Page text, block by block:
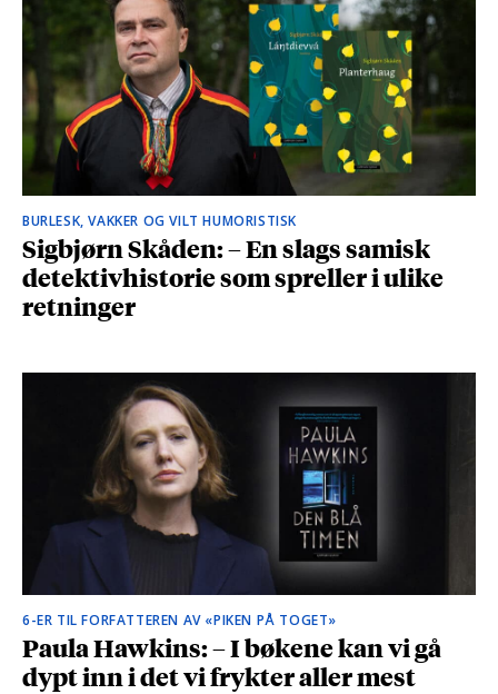
BURLESK, VAKKER OG VILT HUMORISTISK
Sigbjørn Skåden: – En slags samisk
detektivhistorie som spreller i ulike
retninger
6-ER TIL FORFATTEREN AV «PIKEN PÅ TOGET»
Paula Hawkins: – I bøkene kan vi gå
dypt inn i det vi frykter aller mest